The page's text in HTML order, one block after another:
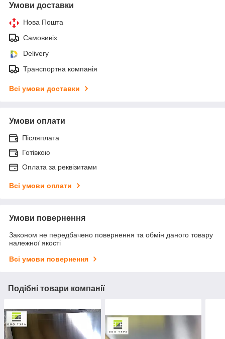
Умови доставки
Нова Пошта
Самовивіз
Delivery
Транспортна компанія
Всі умови доставки
Умови оплати
Післяплата
Готівкою
Оплата за реквізитами
Всі умови оплати
Умови повернення
Законом не передбачено повернення та обмін даного товару
належної якості
Всі умови повернення
Подібні товари компанії